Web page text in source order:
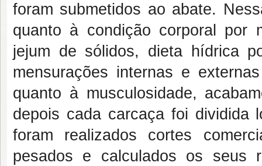
foram submetidos ao abate.
quanto à condição corporal por
jejum de sólidos, dieta hídrica
mensurações internas e
quanto à musculosidade,
depois cada carcaça foi dividida
foram realizados cortes
pesados e calculados os seus